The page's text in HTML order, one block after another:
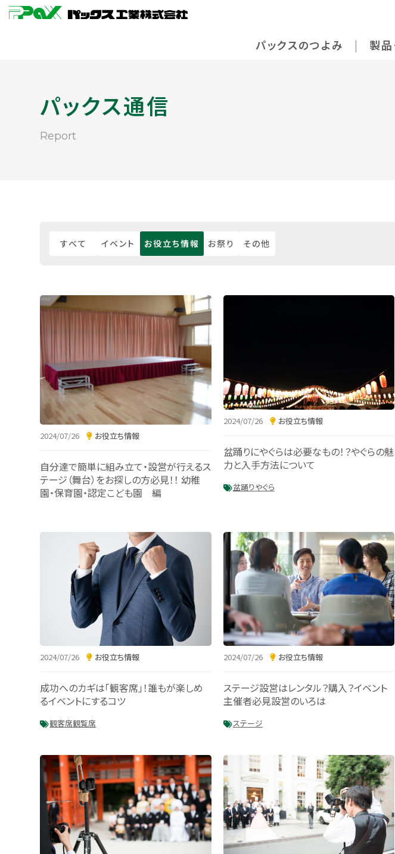
パックスのつよみ 製
パックス通信
report
すべて イベント お役立ち情報 お祭り その他
2024/07/26 お役立ち情報
自分達で簡単に組み立て・設営が行えるス
テージ（舞台）をお探しの方必見！！ 幼稚
園・保育園・認定こども園 編
2024/07/26 お役立ち情報
盆踊りにやぐらは必要なもの！？やぐらの魅
力と入手方法について
盆踊りやぐら
2024/07/26 お役立ち情報
成功へのカギは「観客席」！誰もが楽しめ
るイベントにするコツ
観客席観覧席
2024/07/26 お役立ち情報
ステージ設営はレンタル？購入？イベント
主催者必見設営のいろは
ステージ